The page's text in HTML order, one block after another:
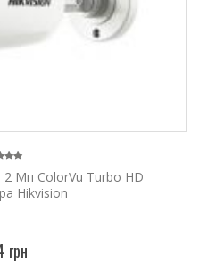
2 Мп ColorVu Turbo HD
Hikvision
грн